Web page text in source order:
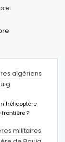
algériens
hélicoptère
frontière ?
militaires